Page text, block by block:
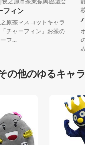
県|牧之原市茶業振興協議会
ーフィン
牧之原茶マスコットキャラ
ー「チャーフィン」お茶の
サーフ...
の他のゆるキャラ